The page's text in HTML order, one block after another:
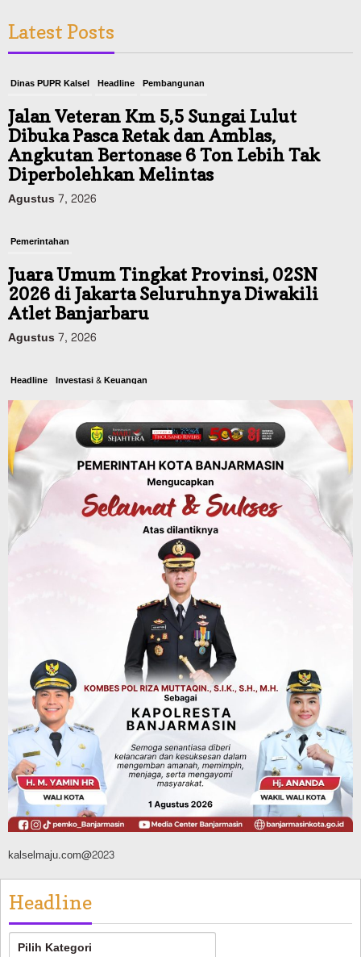
Latest Posts
Dinas PUPR Kalsel Headline Pembangunan
Jalan Veteran Km 5,5 Sungai Lulut
Dibuka Pasca Retak dan Amblas,
Angkutan Bertonase 6 Ton Lebih Tak
Diperbolehkan Melintas
Agustus 7, 2026
Pemerintahan
Juara Umum Tingkat Provinsi, 02SN
2026 di Jakarta Seluruhnya Diwakili
Atlet Banjarbaru
Agustus 7, 2026
Headline Investasi & Keuangan
KUA-PPAS 2027 Banjarbaru Defisit 170
Miliar, Pendapatan 1,2 Triliun Belanja
1,37 Triliun, Tutup Kekurangan dari
SiLPA
Agustus 7, 2026
Kalsel
Operasi Sikat Intan 2026 Berakhir, Polda
Kalsel Amankan Ribuan Miras Hingga
Pemerintahan Sosial & Keagamaan
Banjarmasin Pilot Project Perlinsos
Digital, Target 30 Persen IKD Masih
Jauh, Komisi II DPR Turun Tangan
Agustus 7, 2026
kalselmaju.com@2023
Headline
Headline